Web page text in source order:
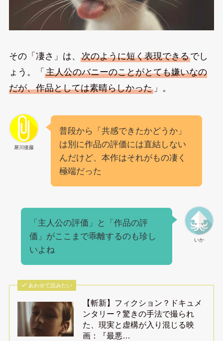
その「凄さ」は、 次のように短く表現できるでし
ょう。「 主人公のバニーのことがとても嫌いなの
だが、作品としては素晴らしかった」。
犀川後藤
普段から「共感できたかどうか」
は別に作品の評価には直結しない
んだけど、本作はそれがもの凄く
極端だった
いか
「主人公の評価」と「作品の評
価」がここまで乖離するのも珍し
いよね
あわせて読みたい
【斬新】フィクション？ドキュメ
ンタリー？驚きの手法で撮られ
た、現実と虚構が入り混じる映
画：『最悪…